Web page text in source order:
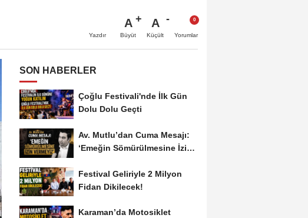
Yazdır
A
Büyüt
A
Küçült Yorumlar
SON HABERLER
Çoğlu Festivali'nde İlk Gün
Dolu Dolu Geçti
Av. Mutlu’dan Cuma Mesajı:
‘Emeğin Sömürülmesine İzin
Festival Geliriyle 2 Milyon
Fidan Dikilecek!
Karaman’da Motosiklet